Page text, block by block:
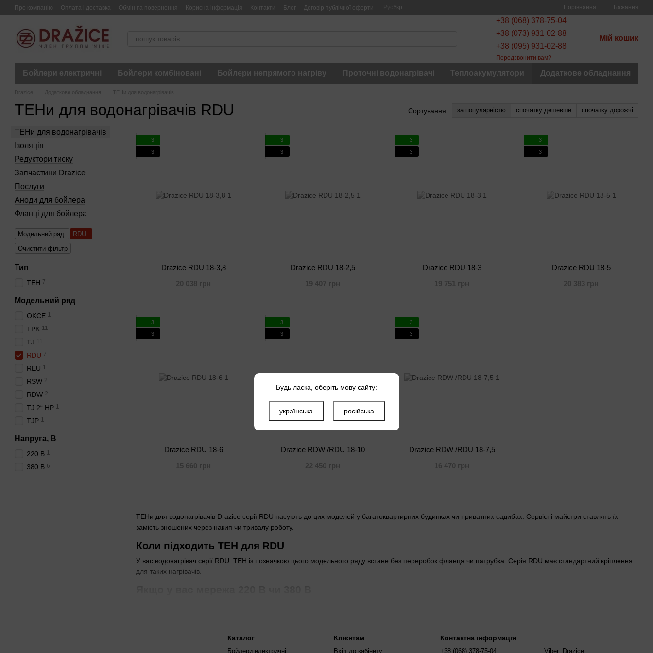
Перейти до основного контенту
Про компанію Оплата і доставка Обмін та повернення Корисна інформація Контакти Блог Договір публічної оферти Укр Порівняння Бажання
+38 (068) 378-75-04
+38 (073) 931-02-88
+38 (095) 931-02-88
Передзвонити вам?
Мій кошик
Бойлери електричні Бойлери комбіновані Бойлери непрямого нагріву Проточні водонагрівачі Теплоакумулятори Додаткове обладнання
Drazice Додаткове обладнання ТЕНи для водонагрівачів
ТЕНи для водонагрівачів RDU Сортування: за популярністю спочатку дешевше спочатку дорожчі
ТЕНи для водонагрівачів Drazice серії RDU пасують до цих моделей у багатоквартирних будинках чи приватних садибах. Сервісні майстри ставлять їх
замість зношених через накип чи тривалу роботу.
Коли підходить ТЕН для RDU
У вас водонагрівач серії RDU. ТЕН із позначкою цього модельного ряду встане без переробок фланця чи патрубка. Серія RDU має стандартний кріплення
для таких нагрівачів.
Чому важливо обирати по модельному ряду
3
3
Drazice RDU 18-3,8
20 038 грн
3
3
Drazice RDU 18-2,5
19 407 грн
3
3
Drazice RDU 18-3
19 751 грн
3
3
Drazice RDU 18-5
20 383 грн
3
3
Drazice RDU 18-6
15 660 грн
3
3
Drazice RDW /RDU 18-10
22 450 грн
3
3
Drazice RDW /RDU 18-7,5
16 470 грн
ТЕНи для водонагрівачів
Ізоляція
Редуктори тиску
Запчастини Drazice
Послуги
Аноди для бойлера
Фланці для бойлера
Модельний ряд:
RDU
Очистити фільтр
Тип
ТЕН 7
Модельний ряд
OKCE 1
ТРK 11
TJ 11
RDU 7
REU 1
RSW 2
RDW 2
TJ 2“ HP 1
TJP 1
Напруга, В
220 В 1
380 В 6
Каталог
Бойлери електричні
Клієнтам
Вхід до кабінету
Контактна інформація
+38 (068) 378-75-04 Viber: Drazice
Будь ласка, оберіть мову сайту:
українська російська